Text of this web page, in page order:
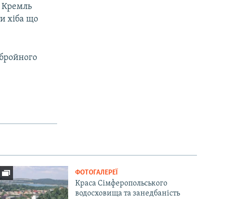
Кремль
хіба що
ФОТОГАЛЕРЕЇ
Краса Сімферопольського
водосховища та занедбаність